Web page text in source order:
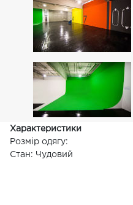
Характеристики
Розмір одягу:
Стан: Чудовий